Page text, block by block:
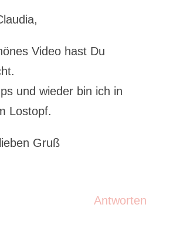
Video hast Du
und wieder bin ich in
Lostopf.
Gruß
Antworten